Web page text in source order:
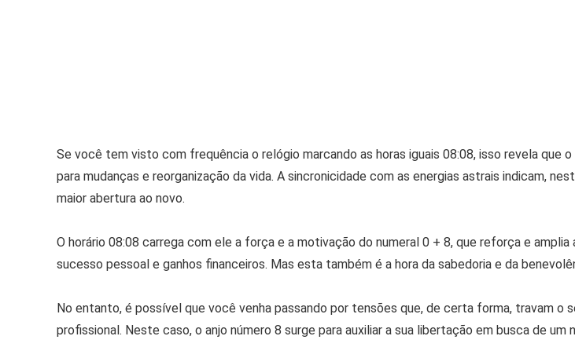
Se você tem visto com frequência o relógio marcando as horas iguais 08:08, isso revela que
para mudanças e reorganização da vida. A sincronicidade com as energias astrais indicam,
maior abertura ao novo.
O horário 08:08 carrega com ele a força e a motivação do numeral 0 + 8, que reforça e
sucesso pessoal e ganhos financeiros. Mas esta também é a hora da sabedoria e da
No entanto, é possível que você venha passando por tensões que, de certa forma, travam o
profissional. Neste caso, o anjo número 8 surge para auxiliar a sua libertação em busca de um